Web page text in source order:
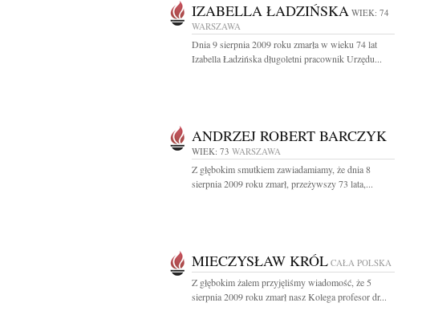
IZABELLA ŁADZIŃSKA WIEK: 74
WARSZAWA
Dnia 9 sierpnia 2009 roku zmarła w wieku 74 lat
Izabella Ładzińska długoletni pracownik Urzędu...
ANDRZEJ ROBERT BARCZYK
WIEK: 73 WARSZAWA
Z głębokim smutkiem zawiadamiamy, że dnia 8
sierpnia 2009 roku zmarł, przeżywszy 73 lata,...
MIECZYSŁAW KRÓL CAŁA POLSKA
Z głębokim żalem przyjęliśmy wiadomość, że 5
sierpnia 2009 roku zmarł nasz Kolega profesor dr...